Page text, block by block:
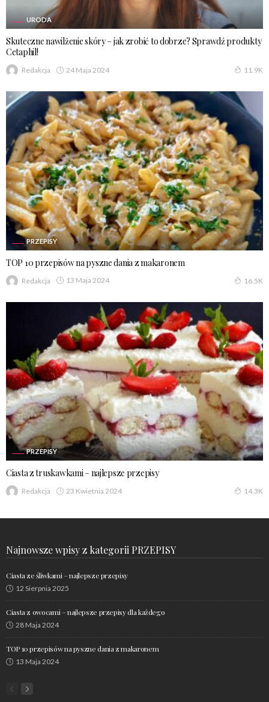
URODA
Skuteczne nawilżenie skóry – jak zrobić to dobrze? Sprawdź produkty
Cetaphil!
Redakcja 24 Maja 2024 11.9K
PRZEPISY
TOP 10 przepisów na pyszne dania z makaronem
Redakcja 13 Maja 2024 16.5K
PRZEPISY
Ciasta z truskawkami – najlepsze przepisy
Redakcja 23 Kwietnia 2024 14.3K
Najnowsze wpisy z kategorii PRZEPISY
Ciasta ze śliwkami – najlepsze przepisy
12 Sierpnia 2025
Ciasta z owocami – najlepsze przepisy dla każdego
28 Maja 2024
TOP 10 przepisów na pyszne dania z makaronem
13 Maja 2024